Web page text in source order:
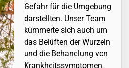
Gefahr für die Umgebung
darstellten. Unser Team
kümmerte sich auch um
das Belüften der Wurzeln
und die Behandlung von
Krankheitssymptomen.